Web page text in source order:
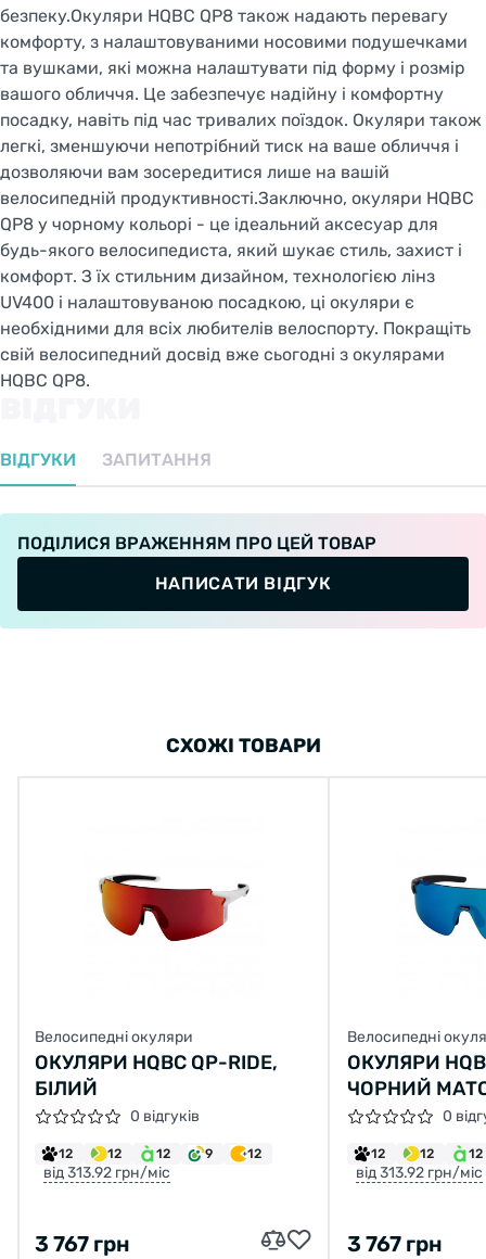
безпеку.Окуляри HQBC QP8 також надають перевагу
комфорту, з налаштовуваними носовими подушечками
та вушками, які можна налаштувати під форму і розмір
вашого обличчя. Це забезпечує надійну і комфортну
посадку, навіть під час тривалих поїздок. Окуляри також
легкі, зменшуючи непотрібний тиск на ваше обличчя і
дозволяючи вам зосередитися лише на вашій
велосипедній продуктивності.Заключно, окуляри HQBC
QP8 у чорному кольорі - це ідеальний аксесуар для
будь-якого велосипедиста, який шукає стиль, захист і
комфорт. З їх стильним дизайном, технологією лінз
UV400 і налаштовуваною посадкою, ці окуляри є
необхідними для всіх любителів велоспорту. Покращіть
свій велосипедний досвід вже сьогодні з окулярами
HQBC QP8.
ВІДГУКИ ЗАПИТАННЯ
ПОДІЛИСЯ ВРАЖЕННЯМ ПРО ЦЕЙ ТОВАР
НАПИСАТИ ВІДГУК
СХОЖІ ТОВАРИ
Велосипедні окуляри
ОКУЛЯРИ HQBC QP-RIDE,
БІЛИЙ
0 відгуків
12 12 12 9 12
від 313.92 грн/міс
3 767 грн
Велосипедні
ОКУЛЯРИ
ЧОРНИЙ
0
12 12 12
від 313.92 грн/міс
3 767 грн
STAY ON FACEBIKE.UA